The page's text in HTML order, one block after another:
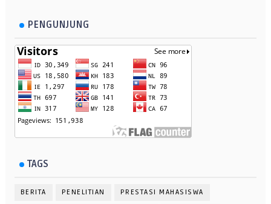
PENGUNJUNG
TAGS
BERITA PENELITIAN PRESTASI MAHASISWA